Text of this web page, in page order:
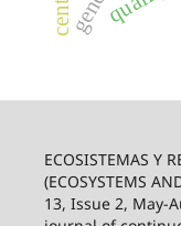
ECOSISTEMAS Y
(ECOSYSTEMS
13, Issue 2, May-